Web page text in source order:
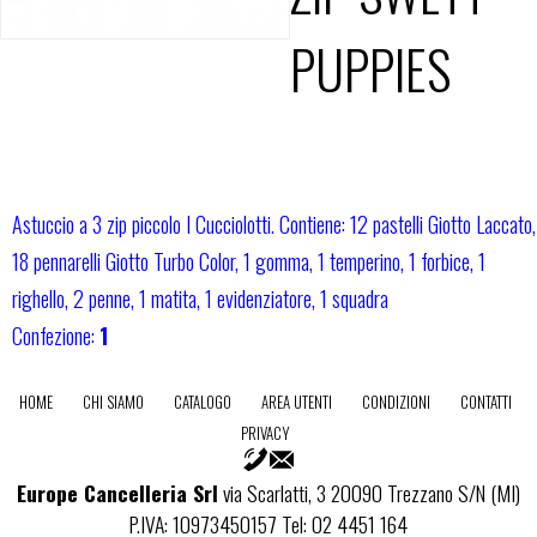
PUPPIES
Astuccio a 3 zip piccolo I Cucciolotti. Contiene: 12 pastelli Giotto Laccato,
18 pennarelli Giotto Turbo Color, 1 gomma, 1 temperino, 1 forbice, 1
righello, 2 penne, 1 matita, 1 evidenziatore, 1 squadra
Confezione: 1
HOME CHI SIAMO CATALOGO AREA UTENTI CONDIZIONI
CONTATTI
PRIVACY
Europe Cancelleria Srlvia Scarlatti, 3 20090 Trezzano S/N (MI)
P.IVA: 10973450157 Tel: 02 4451 164